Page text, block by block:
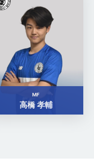
MF
高橋 孝輔